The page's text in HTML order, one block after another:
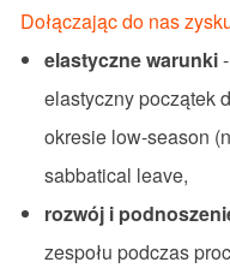
Dołączając do nas
elastyczne warunki
elastyczny początek
okresie low-season
sabbatical leave,
rozwój i
zespołu podczas